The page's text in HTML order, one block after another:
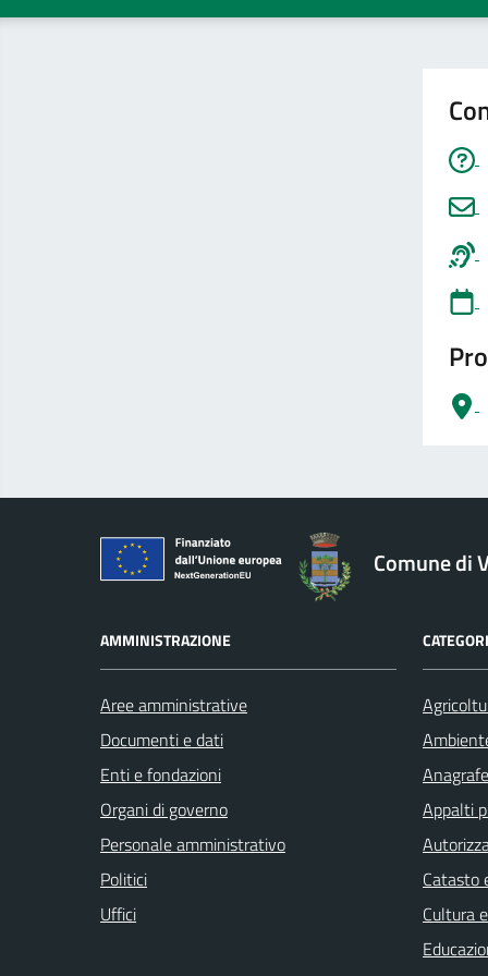
logo Unione Europea
Comune di
AMMINISTRAZIONE
Aree amministrative
Documenti e dati
Enti e fondazioni
Organi di governo
Personale amministrativo
Politici
Uffici
Appalti
Catasto
Cultura